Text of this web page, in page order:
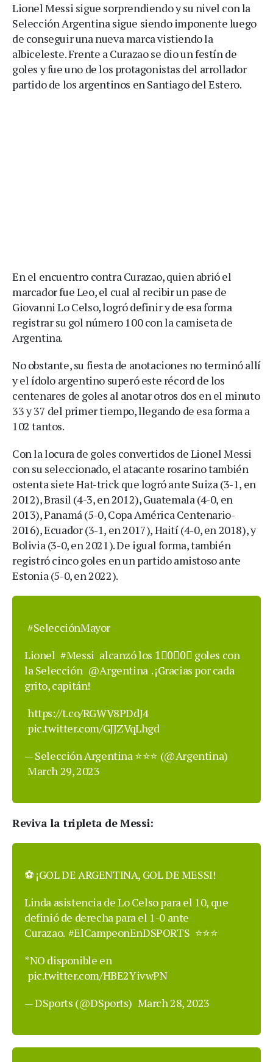
Lionel Messi sigue sorprendiendo y su nivel con la
Selección Argentina sigue siendo imponente luego
de conseguir una nueva marca vistiendo la
albiceleste. Frente a Curazao se dio un festín de
goles y fue uno de los protagonistas del arrollador
partido de los argentinos en Santiago del Estero.
En el encuentro contra Curazao, quien abrió el
marcador fue Leo, el cual al recibir un pase de
Giovanni Lo Celso, logró definir y de esa forma
registrar su gol número 100 con la camiseta de
Argentina.
No obstante, su fiesta de anotaciones no terminó allí
y el ídolo argentino superó este récord de los
centenares de goles al anotar otros dos en el minuto
33 y 37 del primer tiempo, llegando de esa forma a
102 tantos.
Con la locura de goles convertidos de Lionel Messi
con su seleccionado, el atacante rosarino también
ostenta siete Hat-trick que logró ante Suiza (3-1, en
2012), Brasil (4-3, en 2012), Guatemala (4-0, en
2013), Panamá (5-0, Copa América Centenario-
2016), Ecuador (3-1, en 2017), Haití (4-0, en 2018), y
Bolivia (3-0, en 2021). De igual forma, también
registró cinco goles en un partido amistoso ante
Estonia (5-0, en 2022).
#SelecciónMayor
Lionel #Messi alcanzó los 1⃣0⃣0⃣ goles con
la Selección @Argentina . ¡Gracias por cada
grito, capitán!
https://t.co/RGWV8PDdJ4
pic.twitter.com/GJJZVqLhgd
— Selección Argentina ⭐⭐⭐ (@Argentina)
March 29, 2023
Reviva la tripleta de Messi:
⚽️ ¡GOL DE ARGENTINA, GOL DE MESSI!
Linda asistencia de Lo Celso para el 10, que
definió de derecha para el 1-0 ante
Curazao. #ElCampeonEnDSPORTS ⭐️⭐️⭐️
*NO disponible en
pic.twitter.com/HBE2YivwPN
— DSports (@DSports) March 28, 2023